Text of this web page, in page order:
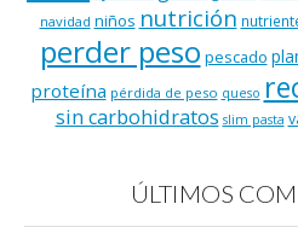
navidad niños nutrición
perder peso pescado
proteína pérdida de peso queso
sin carbohidratos slim pasta
ÚLTIMOS